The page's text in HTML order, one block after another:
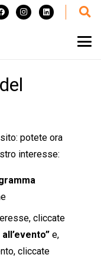
potete ora
interesse:
cliccate
e,
cliccate